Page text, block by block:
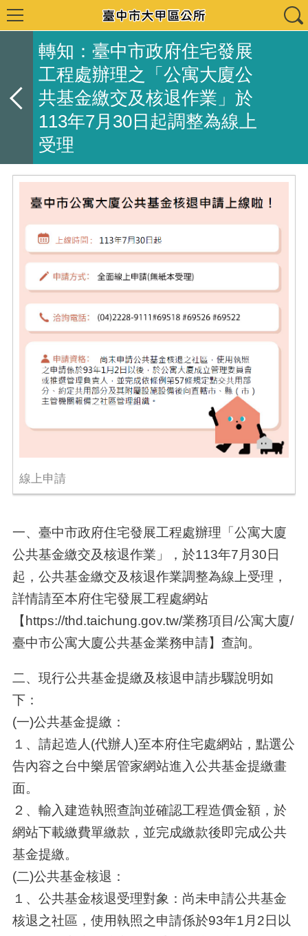
轉知：臺中市政府住宅發展
工程處辦理之「公寓大廈公
共基金繳交及核退作業」於
113年7月30日起調整為線上
受理
線上申請
一、臺中市政府住宅發展工程處辦理「公寓大廈
公共基金繳交及核退作業」，於113年7月30日
起，公共基金繳交及核退作業調整為線上受理，
詳情請至本府住宅發展工程處網站
【https://thd.taichung.gov.tw/業務項目/公寓大廈/
臺中市公寓大廈公共基金業務申請】查詢。
二、現行公共基金提繳及核退申請步驟說明如
下：
(一)公共基金提繳：
１、請起造人(代辦人)至本府住宅處網站，點選公
告內容之台中樂居管家網站進入公共基金提繳畫
面。
２、輸入建造執照查詢並確認工程造價金額，於
網站下載繳費單繳款，並完成繳款後即完成公共
基金提繳。
(二)公共基金核退：
１、公共基金核退受理對象：尚未申請公共基金
核退之社區，使用執照之申請係於93年1月2日以